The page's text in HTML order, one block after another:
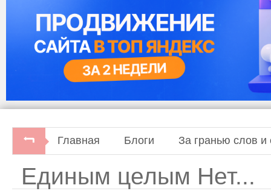
Главная Блоги За гранью слов и
Единым целым Нет...